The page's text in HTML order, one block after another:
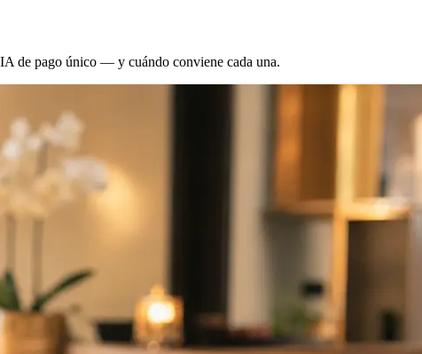
de pago único — y cuándo conviene cada una.